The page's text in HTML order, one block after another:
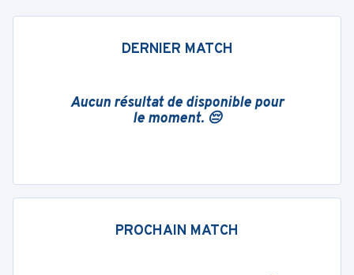
DERNIER MATCH
Aucun résultat de disponible pour
le moment. 😔
PROCHAIN MATCH